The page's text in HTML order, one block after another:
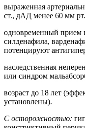
выраженная
ст., дАД менее 60 мм
одновременный прием
силденафила,
потенцируют
наследственная
или синдром
возраст до 18 лет
установлены).
С осторожностью: